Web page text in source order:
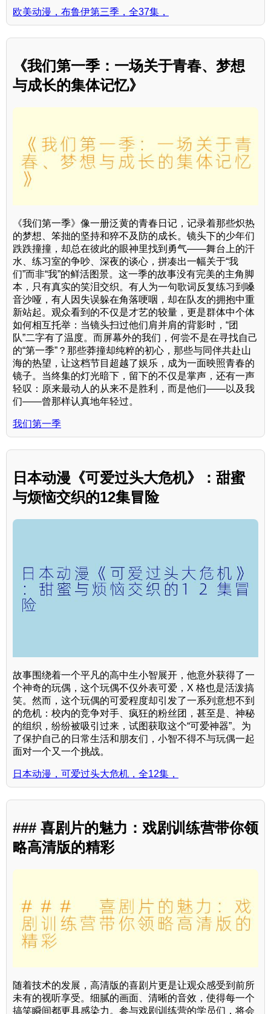
欧美动漫，布鲁伊第三季，全37集，
《我们第一季：一场关于青春、梦想
与成长的集体记忆》
《我们第一季》像一册泛黄的青春日记，记录着那些炽热
的梦想、笨拙的坚持和猝不及防的成长。镜头下的少年们
跌跌撞撞，却总在彼此的眼神里找到勇气——舞台上的汗
水、练习室的争吵、深夜的谈心，拼凑出一幅关于“我
们”而非“我”的鲜活图景。这一季的故事没有完美的主角脚
本，只有真实的笑泪交织。有人为一句歌词反复练习到嗓
音沙哑，有人因失误躲在角落哽咽，却在队友的拥抱中重
新站起。观众看到的不仅是才艺的较量，更是群体中个体
如何相互托举：当镜头扫过他们肩并肩的背影时，“团
队”二字有了温度。而屏幕外的我们，何尝不是在寻找自己
的“第一季”？那些莽撞却纯粹的初心，那些与同伴共赴山
海的热望，让这档节目超越了娱乐，成为一面映照青春的
镜子。当终集的灯光暗下，留下的不仅是掌声，还有一声
轻叹：原来最动人的从来不是胜利，而是他们——以及我
们——曾那样认真地年轻过。
我们第一季
日本动漫《可爱过头大危机》：甜蜜
与烦恼交织的12集冒险
故事围绕着一个平凡的高中生小智展开，他意外获得了一
个神奇的玩偶，这个玩偶不仅外表可爱，X 格也是活泼搞
笑。然而，这个玩偶的可爱程度却引发了一系列意想不到
的危机：校内的竞争对手、疯狂的粉丝团，甚至是、神秘
的组织，纷纷被吸引过来，试图获取这个“可爱神器”。为
了保护自己的日常生活和朋友们，小智不得不与玩偶一起
面对一个又一个挑战。
日本动漫，可爱过头大危机，全12集，
### 喜剧片的魅力：戏剧训练营带你领
略高清版的精彩
随着技术的发展，高清版的喜剧片更是让观众感受到前所
未有的视听享受。细腻的画面、清晰的音效，使得每一个
搞笑瞬间都更具感染力。参与戏剧训练营的学员们，将会